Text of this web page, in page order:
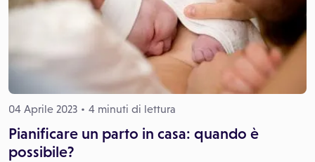
04 Aprile 2023 4 minuti di lettura
Pianificare un parto in casa: quando è
possibile?